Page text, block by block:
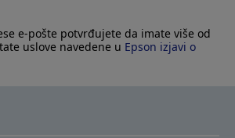
e-pošte potvrđujete da imate više od
uslove navedene u Epson izjavi o